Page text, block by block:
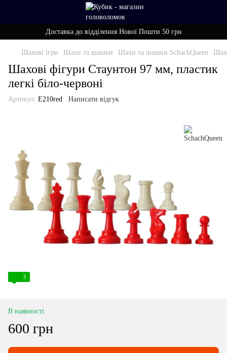
Доставка до відділення Нової Пошти 50 грн
Шахові ігри Шахи та шашки Шахи та шашки SchachQueen
Шахові фігури Стаунтон 97 мм, пластик
легкі біло-червоні
Артикул: E210red Написати відгук
3
В наявності
600 грн